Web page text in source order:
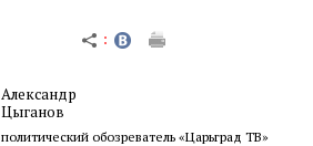
Александр
Цыганов
политический обозреватель «Царьград ТВ»